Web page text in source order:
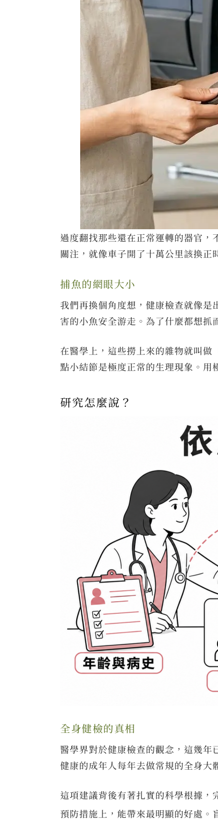
過度翻找那些還在正常運轉的器官
關注，就像車子開了十萬公里該換正
捕魚的網眼大小
我們再換個角度想，健康檢查就像
害的小魚安全游走。為了什麼都想抓
在醫學上，這些撈上來的雜物就叫
點小結節是極度正常的生理現象。用
研究怎麼說？
全身健檢的真相
醫學界對於健康檢查的觀念，這幾
健康的成年人每年去做常規的全身大
這項建議背後有著扎實的科學根據
預防措施上，能帶來最明顯的好處